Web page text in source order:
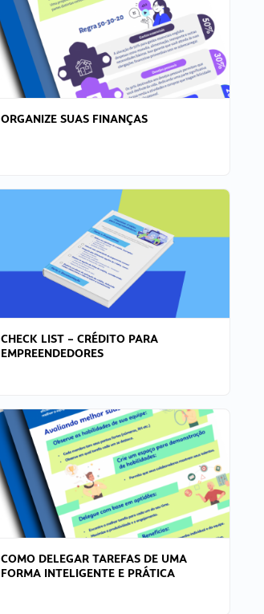
ORGANIZE SUAS FINANÇAS
CHECK LIST – CRÉDITO PARA
EMPREENDEDORES
COMO DELEGAR TAREFAS DE UMA
FORMA INTELIGENTE E PRÁTICA